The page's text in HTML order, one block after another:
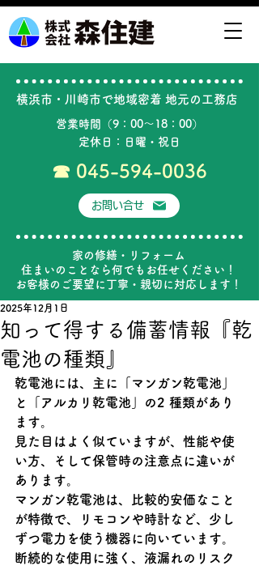
横浜市・川崎市で地域密着 ​地元の工務店
営業時間（9：00～18：00）
定休日：日曜・祝日
​☎ 045-594-0036
お問い合せ
家の修繕・リフォーム
住まいのことなら何でもお任せください！
お客様のご要望に丁寧・親切に対応します！
知って得する備蓄情報『乾
電池の種類』
2025年12月1日
乾電池には、主に「マンガン乾電池」
と「アルカリ乾電池」の2 種類があり
ます。
見た目はよく似ていますが、性能や使
い方、そして保管時の注意点に違いが
あります。
マンガン乾電池は、比較的安価なこと
が特徴で、リモコンや時計など、少し
ずつ電力を使う機器に向いています。
断続的な使用に強く、液漏れのリスク